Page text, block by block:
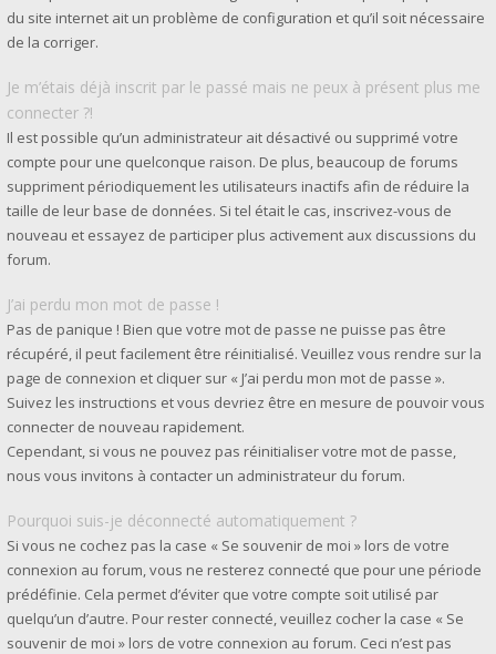
du site internet ait un problème de configuration et qu’il soit nécessaire
de la corriger.
Je m’étais déjà inscrit par le passé mais ne peux à présent plus me
connecter ?!
Il est possible qu’un administrateur ait désactivé ou supprimé votre
compte pour une quelconque raison. De plus, beaucoup de forums
suppriment périodiquement les utilisateurs inactifs afin de réduire la
taille de leur base de données. Si tel était le cas, inscrivez-vous de
nouveau et essayez de participer plus activement aux discussions du
forum.
J’ai perdu mon mot de passe !
Pas de panique ! Bien que votre mot de passe ne puisse pas être
récupéré, il peut facilement être réinitialisé. Veuillez vous rendre sur la
page de connexion et cliquer sur « J’ai perdu mon mot de passe ».
Suivez les instructions et vous devriez être en mesure de pouvoir vous
connecter de nouveau rapidement.
Cependant, si vous ne pouvez pas réinitialiser votre mot de passe,
nous vous invitons à contacter un administrateur du forum.
Pourquoi suis-je déconnecté automatiquement ?
Si vous ne cochez pas la case « Se souvenir de moi » lors de votre
connexion au forum, vous ne resterez connecté que pour une période
prédéfinie. Cela permet d’éviter que votre compte soit utilisé par
quelqu’un d’autre. Pour rester connecté, veuillez cocher la case « Se
souvenir de moi » lors de votre connexion au forum. Ceci n’est pas